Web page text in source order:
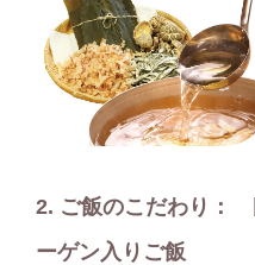
2. ご飯のこだわり：
ーゲン入りご飯